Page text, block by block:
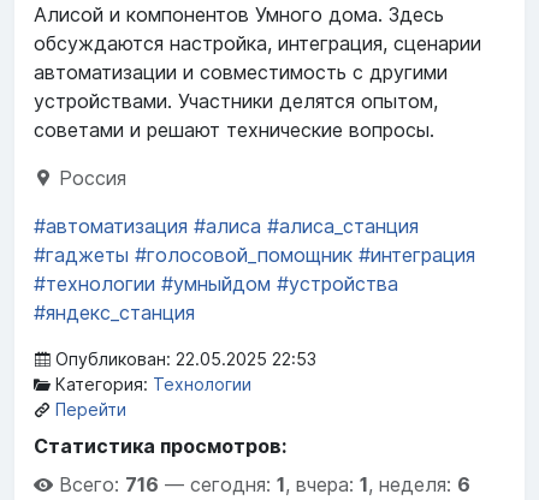
Алисой и компонентов Умного дома. Здесь
обсуждаются настройка, интеграция, сценарии
автоматизации и совместимость с другими
устройствами. Участники делятся опытом,
советами и решают технические вопросы.
Россия
#автоматизация #алиса #алиса_станция
#гаджеты #голосовой_помощник #интеграция
#технологии #умныйдом #устройства
#яндекс_станция
Опубликован: 22.05.2025 22:53
Категория: Технологии
Перейти
Статистика просмотров:
Всего: 716 — сегодня: 1, вчера: 1, неделя: 6